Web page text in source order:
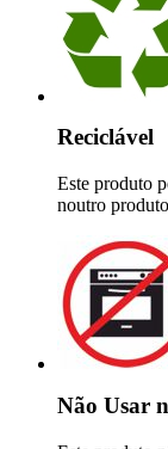
Reciclável
Este produto
noutro produto
Não Usar